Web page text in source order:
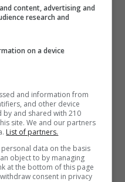
content, advertising and
research and
on a device
and information from
and other device
by and shared with 210
site. We and our partners
List of partners.
data on the basis
object to by managing
at the bottom of this page
consent in privacy